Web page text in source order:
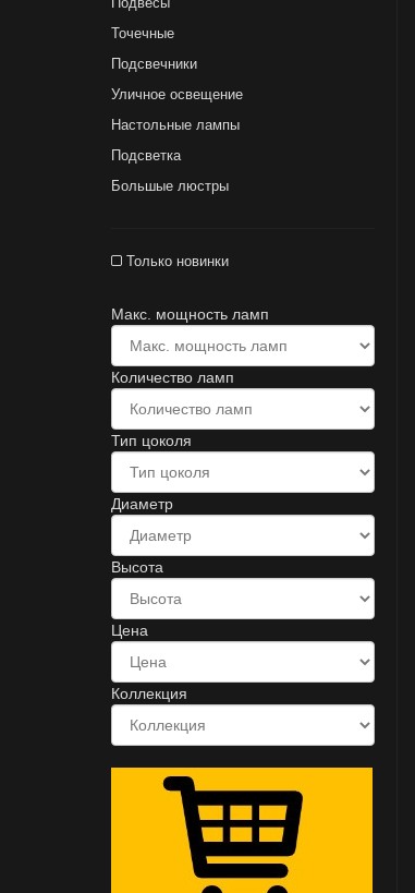
Точечные
Подсвечники
Уличное освещение
Настольные лампы
Подсветка
Большые люстры
Только новинки
Макс. мощность ламп
Количество ламп
Тип цоколя
Диаметр
Высота
Цена
Коллекция